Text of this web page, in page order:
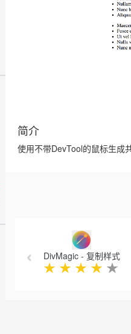
简介
使用不带DevTool的鼠标生成
DivMagic - 复制样式
★ ★ ★ ★ ★